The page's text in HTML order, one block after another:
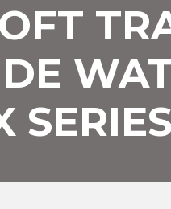
SERIES